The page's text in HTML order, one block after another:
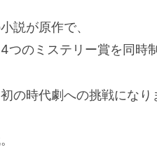
『マジカル・シークレット
すめ映画
説が原作で、
つのミステリー賞を同時
の時代劇への挑戦になり